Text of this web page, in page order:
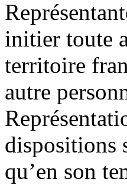
initier toute
territoire
autre
dispositions
qu’en son